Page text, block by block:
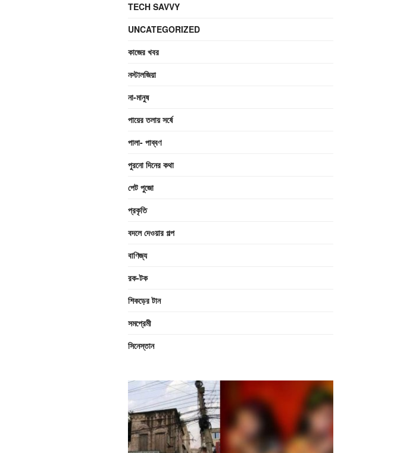
TECH SAVVY
UNCATEGORIZED
কাজের খবর
নস্টালজিয়া
না-মানুষ
পায়ের তলায় সর্ষে
পালা- পাব্বণ
পুরনো দিনের কথা
পেট পুজো
প্রকৃতি
বদলে দেওয়ার গল্প
বাণিজ্য
রক-টক
শিকড়ের টান
সমপ্রেমী
সিনেস্তান